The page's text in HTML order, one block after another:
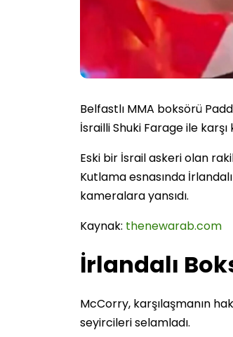
Belfastlı MMA boksörü
İsrailli Shuki Farage ile karşı
Eski bir İsrail askeri olan
Kutlama esnasında
kameralara yansıdı.
Kaynak: thenewarab.com
İrlandalı
McCorry, karşılaşmanın
seyircileri selamladı.